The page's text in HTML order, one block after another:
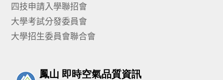
四技申請入學聯招會
大學考試分發委員會
大學招生委員會聯合會